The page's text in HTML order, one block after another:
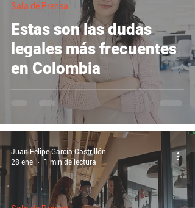
Estas son las dudas
legales más frecuentes
en Colombia
Sala de Prensa
Juan Felipe García Castrillón
28 ene
1 min de lectura